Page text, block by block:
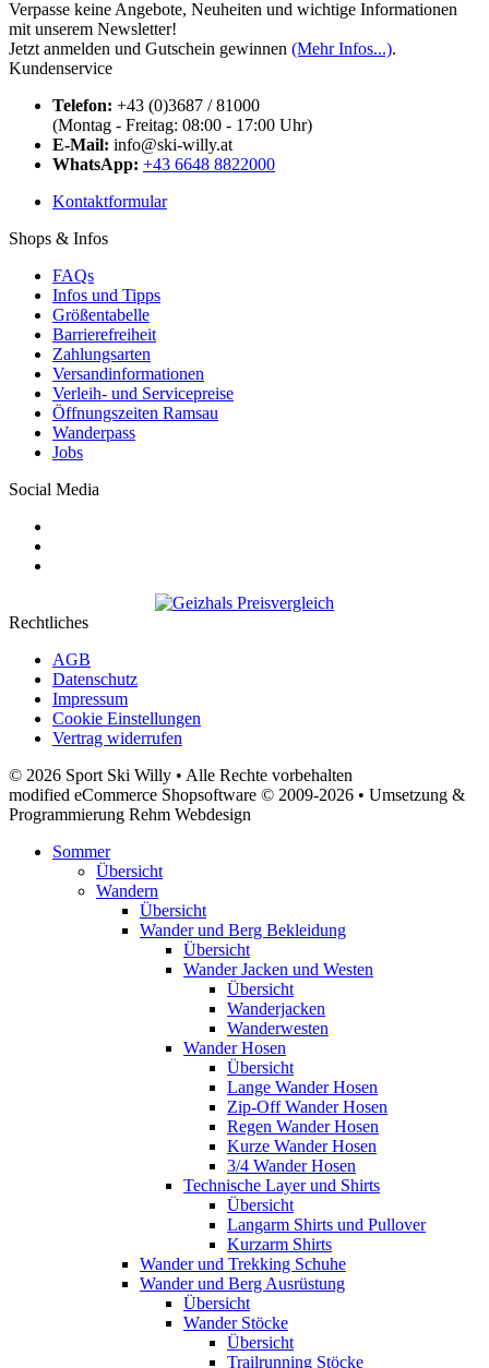
Verpasse keine Angebote, Neuheiten und wichtige Informationen
mit unserem Newsletter!
Jetzt anmelden und Gutschein gewinnen (Mehr Infos...).
Kundenservice
Telefon: +43 (0)3687 / 81000
(Montag - Freitag: 08:00 - 17:00 Uhr)
E-Mail: info@ski-willy.at
WhatsApp: +43 6648 8822000
Kontaktformular
Shops & Infos
FAQs
Infos und Tipps
Größentabelle
Barrierefreiheit
Zahlungsarten
Versandinformationen
Verleih- und Servicepreise
Öffnungszeiten Ramsau
Wanderpass
Jobs
Social Media
Rechtliches
AGB
Datenschutz
Impressum
Cookie Einstellungen
Vertrag widerrufen
© 2026 Sport Ski Willy • Alle Rechte vorbehalten
modified eCommerce Shopsoftware © 2009-2026 • Umsetzung &
Programmierung Rehm Webdesign
Sommer
Übersicht
Wandern
Übersicht
Wander und Berg Bekleidung
Übersicht
Wander Jacken und Westen
Übersicht
Wanderjacken
Wanderwesten
Wander Hosen
Übersicht
Lange Wander Hosen
Zip-Off Wander Hosen
Regen Wander Hosen
Kurze Wander Hosen
3/4 Wander Hosen
Technische Layer und Shirts
Übersicht
Langarm Shirts und Pullover
Kurzarm Shirts
Wander und Trekking Schuhe
Wander und Berg Ausrüstung
Übersicht
Wander Stöcke
Übersicht
Trailrunning Stöcke